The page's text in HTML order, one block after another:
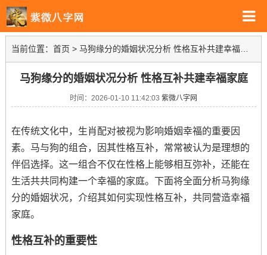
当前位置： 首页 > 马狗缘分的婚姻状况分析 性格互补共建幸福家庭
马狗缘分的婚姻状况分析 性格互补共建幸福家庭
时间：2026-01-10 11:42:03 紫微八字网
在传统文化中，生肖配对被视为影响婚姻幸福的重要因
素。马与狗的组合，因其性格互补，常常被认为是理想的
伴侣选择。这一组合不仅在性格上能够相互弥补，还能在
生活共共同构建一个幸福的家庭。下面将全面分析马狗缘
分的婚姻状况，介绍其如何实现性格互补，共同营造幸福
家庭。
性格互补的重要性